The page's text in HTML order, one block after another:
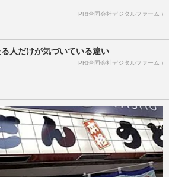
PR(合同会社デジタルファーム )
人だけが気づいている違い
PR(合同会社デジタルファーム )